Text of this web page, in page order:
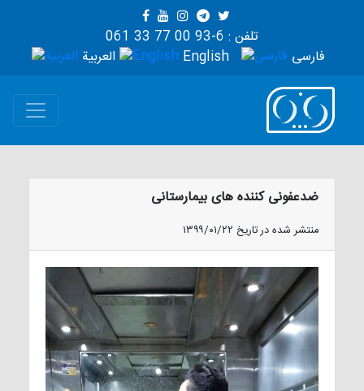
تلفن : 6-93 00 77 33 061
العربية
English فارسی
ضدعفونی کننده های بیمارستانی
منتشر شده در تاریخ ۱۳۹۹/۰۱/۲۲